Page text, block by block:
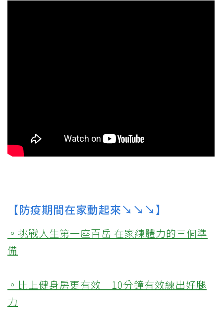
【防疫期間在家動起來↘↘↘】
。挑戰人生第一座百岳 在家練體力的三個準
備
。比上健身房更有效 10分鐘有效練出好腿
力